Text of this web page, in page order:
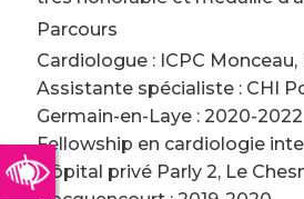
Parcours
Cardiologue : ICPC Monceau,
Assistante spécialiste : CHI
Germain-en-Laye : 2020-2022
Fellowship en cardiologie
Hôpital privé Parly 2, Le